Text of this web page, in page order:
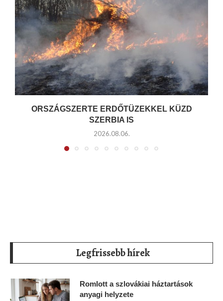
ORSZÁGSZERTE ERDŐTÜZEKKEL KÜZD
SZERBIA IS
2026.08.06.
Legfrissebb hírek
Romlott a szlovákiai háztartások
anyagi helyzete